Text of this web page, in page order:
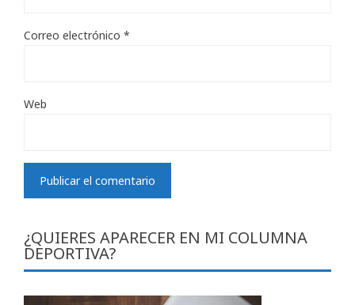
Correo electrónico *
Web
¿QUIERES APARECER EN MI COLUMNA
DEPORTIVA?